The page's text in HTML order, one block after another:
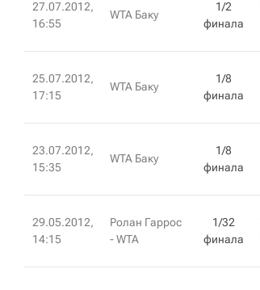
27.07.2012,
16:55
WTA Баку
1/2
финала
25.07.2012,
17:15
WTA Баку
1/8
финала
23.07.2012,
15:35
WTA Баку
1/8
финала
29.05.2012,
14:15
Ролан Гаррос
- WTA
1/32
финала